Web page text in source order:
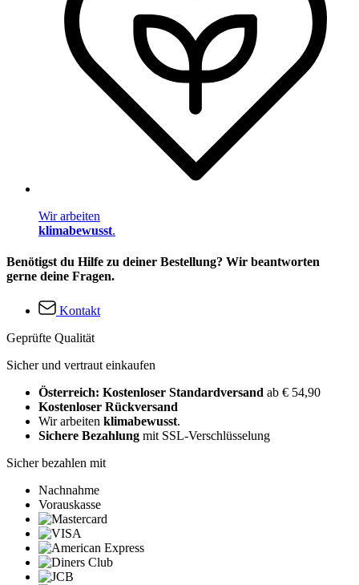
Wir arbeiten
klimabewusst.
Benötigst du Hilfe zu deiner Bestellung? Wir beantworten
gerne deine Fragen.
Kontakt
Geprüfte Qualität
Sicher und vertraut einkaufen
Österreich: Kostenloser Standardversand ab € 54,90
Kostenloser Rückversand
Wir arbeiten klimabewusst.
Sichere Bezahlung mit SSL-Verschlüsselung
Sicher bezahlen mit
Nachnahme
Vorauskasse